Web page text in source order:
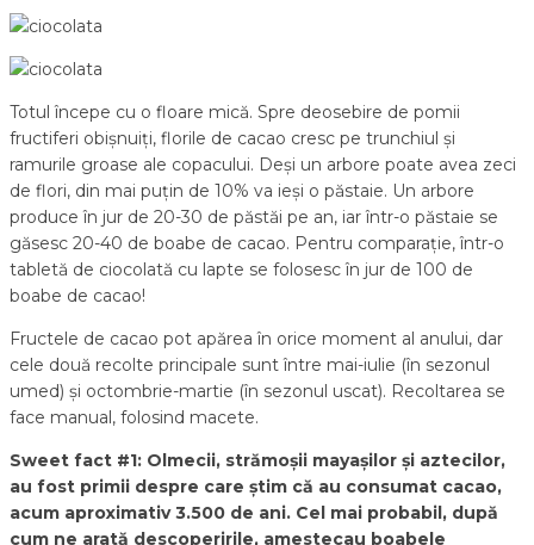
Totul începe cu o floare mică. Spre deosebire de pomii
fructiferi obișnuiți, florile de cacao cresc pe trunchiul și
ramurile groase ale copacului. Deși un arbore poate avea zeci
de flori, din mai puțin de 10% va ieși o păstaie. Un arbore
produce în jur de 20-30 de păstăi pe an, iar într-o păstaie se
găsesc 20-40 de boabe de cacao. Pentru comparație, într-o
tabletă de ciocolată cu lapte se folosesc în jur de 100 de
boabe de cacao!
Fructele de cacao pot apărea în orice moment al anului, dar
cele două recolte principale sunt între mai-iulie (în sezonul
umed) și octombrie-martie (în sezonul uscat). Recoltarea se
face manual, folosind macete.
Sweet fact #1: Olmecii, strămoșii mayașilor și aztecilor,
au fost primii despre care știm că au consumat cacao,
acum aproximativ 3.500 de ani. Cel mai probabil, după
cum ne arată descoperirile, amestecau boabele